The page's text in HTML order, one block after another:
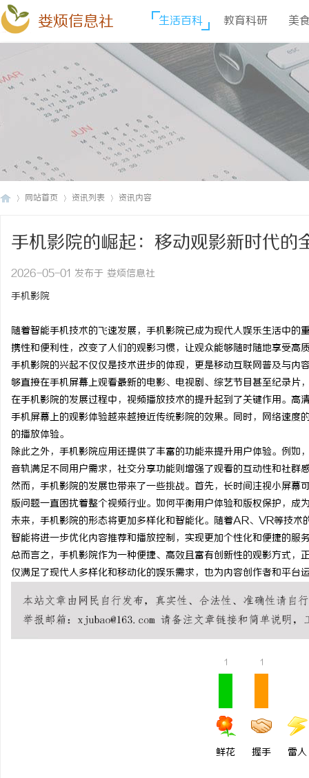
娄烦信息社 生活百科 教育科研 美
网站首页 资讯列表 资讯内容
手机影院的崛起：移动观影新时代的
2026-05-01 发布于 娄烦信息社
手机影院
随着智能手机技术的飞速发展，手机影院已成为现代人娱乐生活中
携性和便利性，改变了人们的观影习惯，让观众能够随时随地享受高
手机影院的兴起不仅仅是技术进步的体现，更是移动互联网普及与
够直接在手机屏幕上观看最新的电影、电视剧、综艺节目甚至纪录片
在手机影院的发展过程中，视频播放技术的提升起到了关键作用。
手机屏幕上的观影体验越来越接近传统影院的效果。同时，网络速
的播放体验。
除此之外，手机影院应用还提供了丰富的功能来提升用户体验。例
音轨满足不同用户需求，社交分享功能则增强了观看的互动性和社群
然而，手机影院的发展也带来了一些挑战。首先，长时间注视小屏
版问题一直困扰着整个视频行业。如何平衡用户体验和版权保护，成
未来，手机影院的形态将更加多样化和智能化。随着AR、VR等技
智能将进一步优化内容推荐和播放控制，实现更加个性化和便捷的服
总而言之，手机影院作为一种便捷、高效且富有创新性的观影方式
仅满足了现代人多样化和移动化的娱乐需求，也为内容创作者和平台
1
鲜花
1
握手 雷人
武汉配眼镜 上海配眼镜